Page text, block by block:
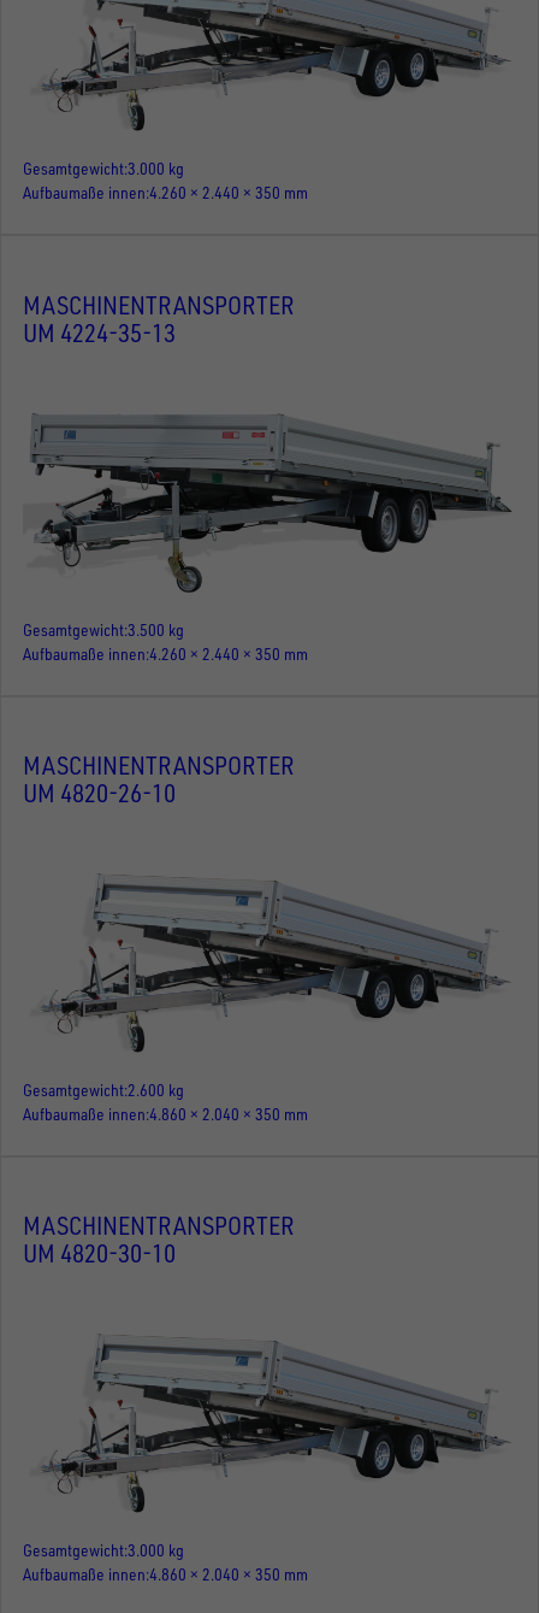
Gesamtgewicht3.000 kg
Aufbaumaße innen 4.260 × 2.440 × 350 mm
MASCHINENTRANSPORTER
UM 4224-35-13
Gesamtgewicht3.500 kg
Aufbaumaße innen 4.260 × 2.440 × 350 mm
MASCHINENTRANSPORTER
UM 4820-26-10
Gesamtgewicht 2.600 kg
Aufbaumaße innen 4.860 × 2.040 × 350 mm
MASCHINENTRANSPORTER
UM 4820-30-10
Gesamtgewicht3.000 kg
Aufbaumaße innen 4.860 × 2.040 × 350 mm